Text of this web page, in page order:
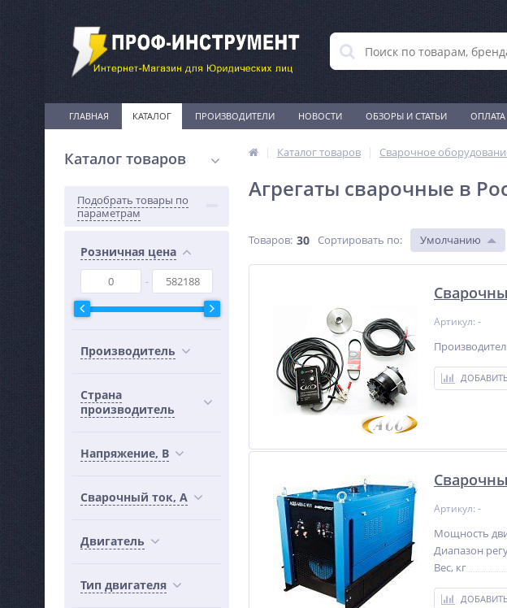
ГЛАВНАЯ КАТАЛОГ ПРОИЗВОДИТЕЛИ НОВОСТИ ОБЗОРЫ И СТАТЬИ ОПЛАТА
Каталог товаров
Подобрать товары по
параметрам
Розничная цена
Производитель
Страна
производитель
Напряжение, В
Сварочный ток, А
Двигатель
Тип двигателя
Каталог товаров Сварочное
Агрегаты сварочные в
Товаров: 30 Сортировать по: Умолчанию
Артикул: -
Артикул: -
Мощность
Диапазон
Вес, кг